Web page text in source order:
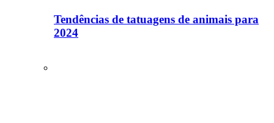
Tendências de tatuagens de animais para
2024